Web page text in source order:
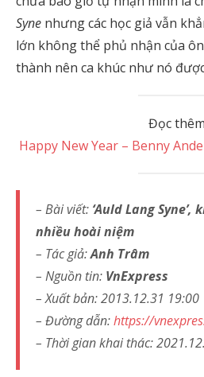
Syne nhưng các học giả vẫn
lớn không thể phủ nhận của
thành nên ca khúc như nó
Đọc
Happy New Year – Benny
– Bài viết: ‘Auld Lang
nhiều hoài niệm
– Tác giả:Anh Trâm
– Nguồn tin: VnExpress
– Xuất bản: 2013.12.31 19:00
– Đường dẫn:https://
– Thời gian khai thác: